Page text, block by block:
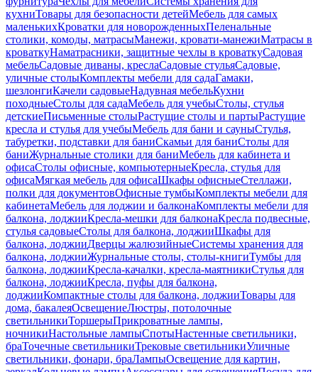
кухниТовары для безопасности детейМебель для самых
маленькихКроватки для новорожденныхПеленальные
столики, комоды, матрасыМанежи, кровати-манежиМатрасы в
кроваткуНаматрасники, защитные чехлы в кроваткуСадовая
мебельСадовые диваны, креслаСадовые стульяСадовые,
уличные столыКомплекты мебели для садаГамаки,
шезлонгиКачели садовыеНадувная мебельКухни
походныеСтолы для садаМебель для учебыСтолы, стулья
детскиеПисьменные столыРастущие столы и партыРастущие
кресла и стулья для учебыМебель для бани и сауныСтулья,
табуретки, подставки для баниСкамьи для баниСтолы для
баниЖурнальные столики для баниМебель для кабинета и
офисаСтолы офисные, компьютерныеКресла, стулья для
офисаМягкая мебель для офисаШкафы офисныеСтеллажи,
полки для документовОфисные тумбыКомплекты мебели для
кабинетаМебель для лоджии и балконаКомплекты мебели для
балкона, лоджииКресла-мешки для балконаКресла подвесные,
стулья садовыеСтолы для балкона, лоджииШкафы для
балкона, лоджииДверцы жалюзийныеСистемы хранения для
балкона, лоджииЖурнальные столы, столы-книгиТумбы для
балкона, лоджииКресла-качалки, кресла-маятникиСтулья для
балкона, лоджииКресла, пуфы для балкона,
лоджииКомпактные столы для балкона, лоджииТовары для
дома, бакалеяОсвещениеЛюстры, потолочные
светильникиТоршерыПрикроватные лампы,
ночникиНастольные лампыСпотыНастенные светильники,
браТочечные светильникиТрековые светильникиУличные
светильники, фонари, браЛампыОсвещение для картин,